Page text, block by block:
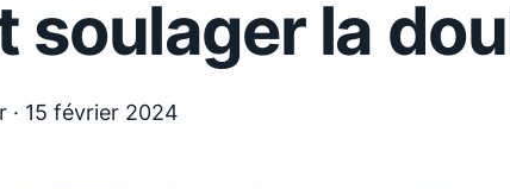
soulager la
· 15 février 2024